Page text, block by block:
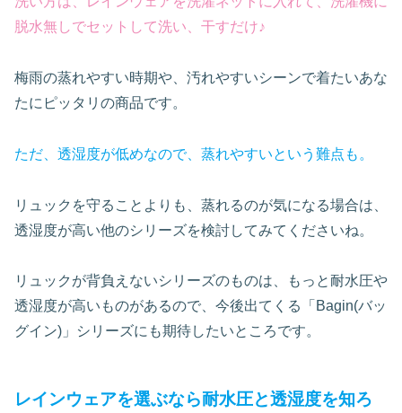
脱水無しでセットして洗い、干すだけ♪
梅雨の蒸れやすい時期や、汚れやすいシーンで着たいあな
たにピッタリの商品です。
ただ、透湿度が低めなので、蒸れやすいという難点も。
リュックを守ることよりも、蒸れるのが気になる場合は、
透湿度が高い他のシリーズを検討してみてくださいね。
リュックが背負えないシリーズのものは、もっと耐水圧や
透湿度が高いものがあるので、今後出てくる「Bagin(バッ
グイン)」シリーズにも期待したいところです。
レインウェアを選ぶなら耐水圧と透湿度を知ろ